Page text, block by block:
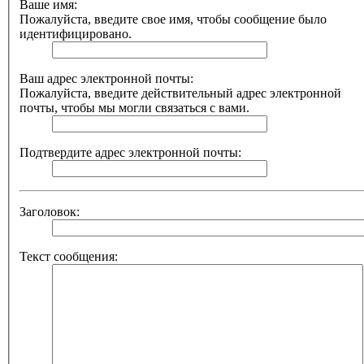
Ваше имя:
Пожалуйста, введите свое имя, чтобы сообщение было
идентифицировано.
Ваш адрес электронной почты:
Пожалуйста, введите действительный адрес электронной
почты, чтобы мы могли связаться с вами.
Подтвердите адрес электронной почты:
Заголовок:
Текст сообщения: